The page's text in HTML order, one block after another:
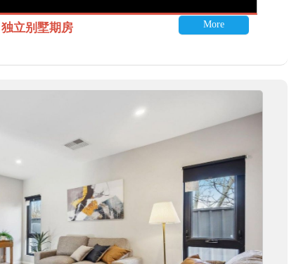
立别墅期房 More